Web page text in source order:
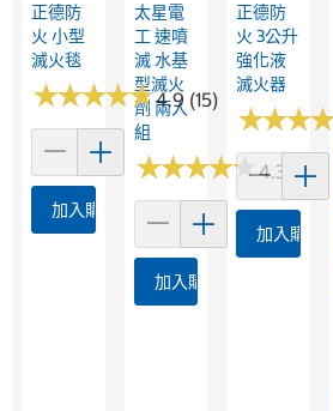
正德防
火 小型
滅火毯
★★★★★
★★★★★4.9 (15)
加入購物車
太星電
工 速噴
滅 水基
型滅火
劑 兩入
組
★★★★★
★★★★★4.3 (16)
加入購物車
正德防
火 3公升
強化液
滅火器
★★★
★★★
加入購物